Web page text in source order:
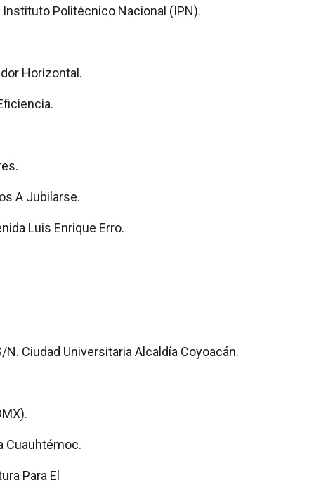
Politécnico Nacional (IPN).
Horizontal.
A Jubilarse.
Luis Enrique Erro.
Ciudad Universitaria Alcaldía Coyoacán.
Cuauhtémoc.
Para El